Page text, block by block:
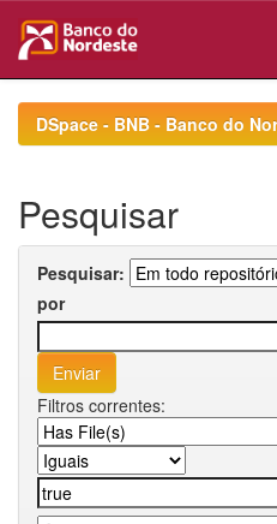
navigationDSpace - BNB - Banco do
Pesquisar
Pesquisar:
por
Filtros correntes: